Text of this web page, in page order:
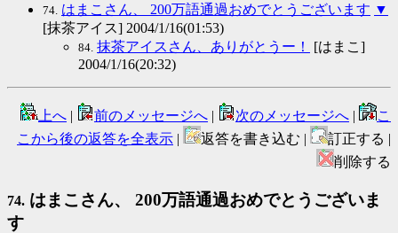
74. はまこさん、 200万語通過おめでとうございます ▼
[抹茶アイス] 2004/1/16(01:53)
84. 抹茶アイスさん、ありがとうー！
[はまこ]
2004/1/16(20:32)
上へ | 前のメッセージへ | 次のメッセージへ |
こ
こから後の返答を全表示 | 返答を書き込む |
訂正する |
削除する
74. はまこさん、 200万語通過おめでとうございま
す